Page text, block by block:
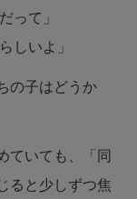
って」
しいよ」
の子はどうか
ていても、「同
ると少しずつ焦